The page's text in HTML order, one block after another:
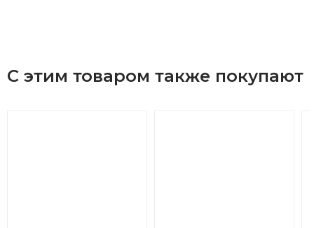
С этим товаром также покупают